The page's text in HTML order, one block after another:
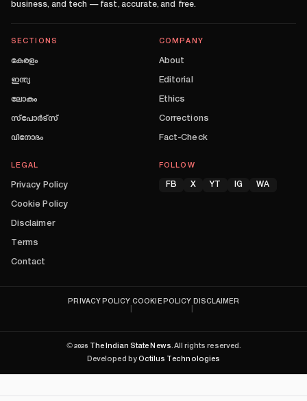
business, and tech — fast, accurate, and free.
SECTIONS
കേരളം
ഇന്ത്യ
ലോകം
സ്പോർട്സ്
വിനോദം
COMPANY
About
Editorial
Ethics
Corrections
Fact-Check
LEGAL
Privacy Policy
Cookie Policy
Disclaimer
Terms
Contact
FOLLOW
FB X YT IG WA
PRIVACY POLICY COOKIE POLICY DISCLAIMER
©2026 The Indian State News. All rights reserved.
Developed by Octilus Technologies